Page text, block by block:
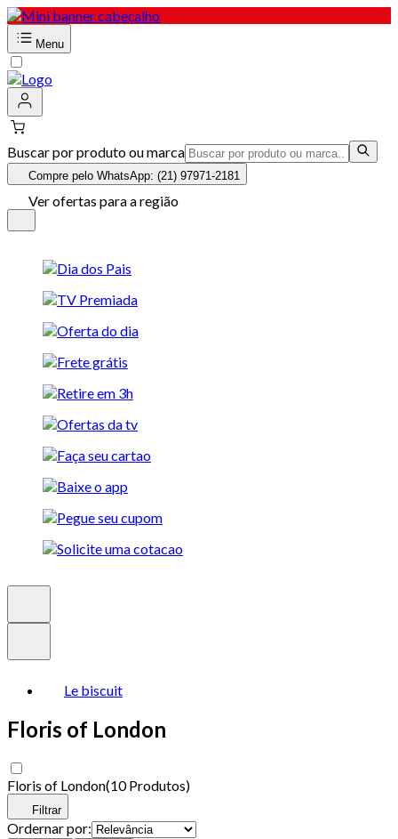
Menu
Buscar por produto ou marca
Compre pelo WhatsApp: (21) 97971-2181
Ver ofertas para a região
Le biscuit
Floris of London
Floris of London(10 Produtos)
Filtrar
Ordernar por: